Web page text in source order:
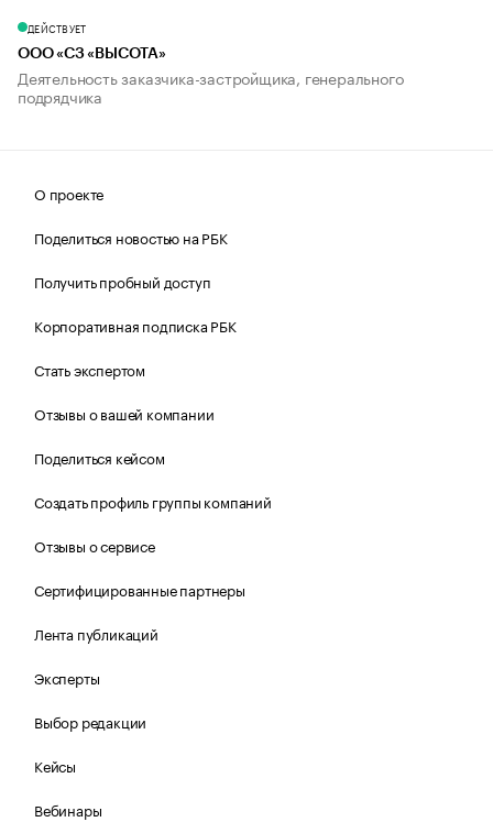
ДЕЙСТВУЕТ
ООО «СЗ «ВЫСОТА»
Деятельность заказчика-застройщика, генерального
подрядчика
О проекте
Поделиться новостью на РБК
Получить пробный доступ
Корпоративная подписка РБК
Стать экспертом
Отзывы о вашей компании
Поделиться кейсом
Создать профиль группы компаний
Отзывы о сервисе
Сертифицированные партнеры
Лента публикаций
Эксперты
Выбор редакции
Кейсы
Вебинары